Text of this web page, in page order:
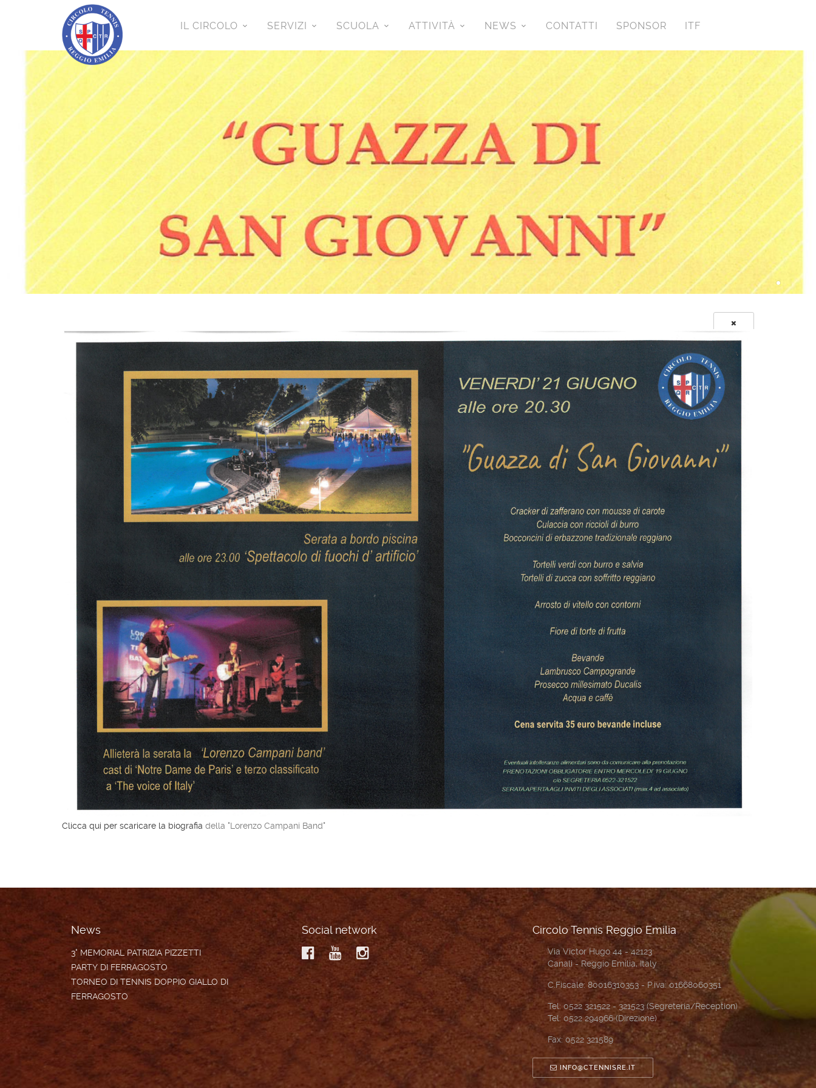
IL CIRCOLO SERVIZI SCUOLA ATTIVITÀ NEWS CONTATTI SPONSOR ITF
Clicca qui per scaricare la biografia della "Lorenzo Campani Band"
News
3° MEMORIAL PATRIZIA PIZZETTI
PARTY DI FERRAGOSTO
TORNEO DI TENNIS DOPPIO GIALLO DI
FERRAGOSTO
Social network Circolo Tennis Reggio Emilia
Via Victor Hugo 44 - 42123
Canali - Reggio Emilia, Italy
C.Fiscale: 80016310353 - P.iva: 01668060351
Tel: 0522 321522 - 321523 (Segreteria/Reception)
Tel: 0522 294966 (Direzione)
Fax: 0522 321589
INFO@CTENNISRE.IT